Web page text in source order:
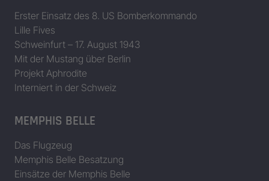
Erster Einsatz des 8. US Bomberkommando
Lille Fives
Schweinfurt – 17. August 1943
Mit der Mustang über Berlin
Projekt Aphrodite
Interniert in der Schweiz
MEMPHIS BELLE
Das Flugzeug
Memphis Belle Besatzung
Einsätze der Memphis Belle